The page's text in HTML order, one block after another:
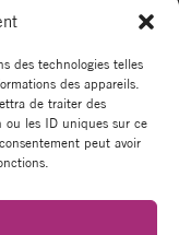
des technologies telles
des appareils.
de traiter des
ou les ID uniques sur ce
peut avoir